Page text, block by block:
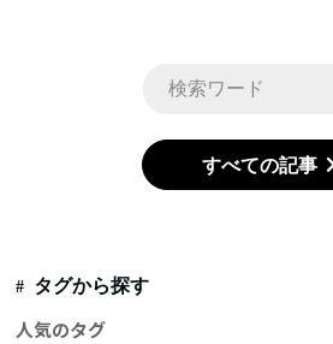
すべての記事
タグから探す
人気のタグ